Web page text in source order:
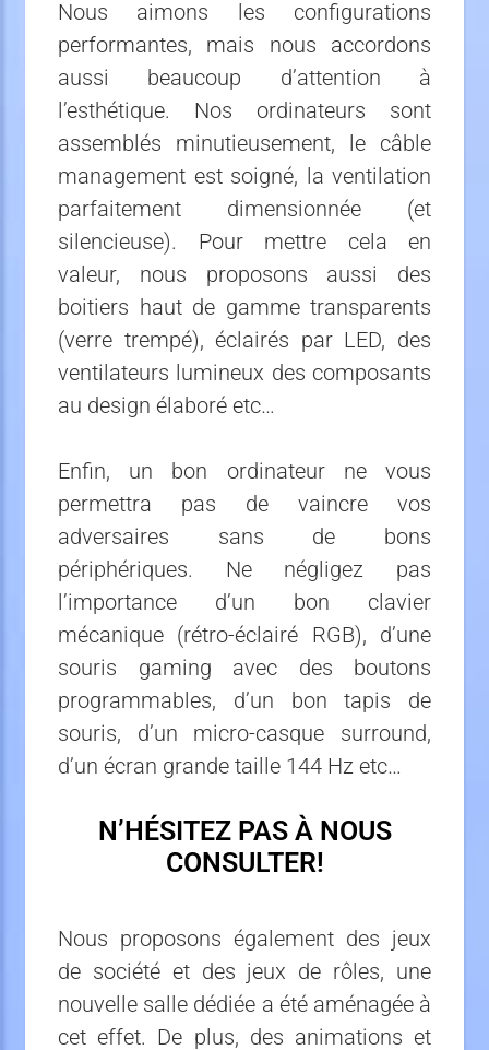
Nous aimons les configurations
performantes, mais nous accordons
aussi beaucoup d’attention à
l’esthétique. Nos ordinateurs sont
assemblés minutieusement, le câble
management est soigné, la ventilation
parfaitement dimensionnée (et
silencieuse). Pour mettre cela en
valeur, nous proposons aussi des
boitiers haut de gamme transparents
(verre trempé), éclairés par LED, des
ventilateurs lumineux des composants
au design élaboré etc…
Enfin, un bon ordinateur ne vous
permettra pas de vaincre vos
adversaires sans de bons
périphériques. Ne négligez pas
l’importance d’un bon clavier
mécanique (rétro-éclairé RGB), d’une
souris gaming avec des boutons
programmables, d’un bon tapis de
souris, d’un micro-casque surround,
d’un écran grande taille 144 Hz etc…
N’HÉSITEZ PAS À NOUS
CONSULTER!
Nous proposons également des jeux
de société et des jeux de rôles, une
nouvelle salle dédiée a été aménagée à
cet effet. De plus, des animations et